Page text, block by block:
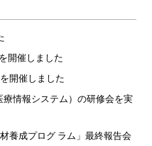
開催しました
開催しました
情報システム）の研修会を実
養成プログ ラム」最終報告会